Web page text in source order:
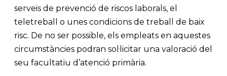
serveis de prevenció de riscos laborals, el
teletreball o unes condicions de treball de baix
risc. De no ser possible, els empleats en aquestes
circumstàncies podran sol·licitar una valoració del
seu facultatiu d’atenció primària.